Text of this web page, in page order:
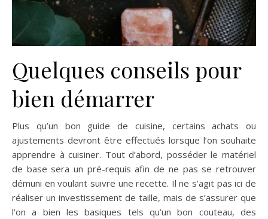
Quelques conseils pour
bien démarrer
Plus qu’un bon guide de cuisine, certains achats ou
ajustements devront être effectués lorsque l’on souhaite
apprendre à cuisiner. Tout d’abord, posséder le matériel
de base sera un pré-requis afin de ne pas se retrouver
démuni en voulant suivre une recette. Il ne s’agit pas ici de
réaliser un investissement de taille, mais de s’assurer que
l’on a bien les basiques tels qu’un bon couteau, des